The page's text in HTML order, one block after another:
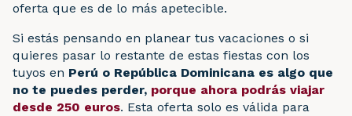
oferta que es de lo más apetecible.
Si estás pensando en planear tus vacaciones o si
quieres pasar lo restante de estas fiestas con los
tuyos en Perú o República Dominicana es algo que
no te puedes perder, porque ahora podrás viajar
desde 250 euros. Esta oferta solo es válida para